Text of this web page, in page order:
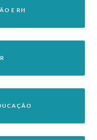
E RH